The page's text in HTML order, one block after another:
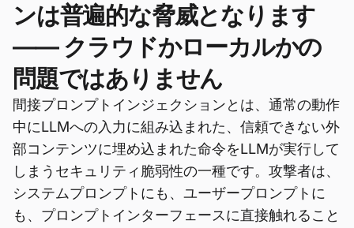
ンは普遍的な脅威となります
—— クラウドかローカルかの
問題ではありません
間接プロンプトインジェクションとは、通常の動作
中にLLMへの入力に組み込まれた、信頼できない外
部コンテンツに埋め込まれた命令をLLMが実行して
しまうセキュリティ脆弱性の一種です。攻撃者は、
システムプロンプトにも、ユーザープロンプトに
も、プロンプトインターフェースに直接触れること